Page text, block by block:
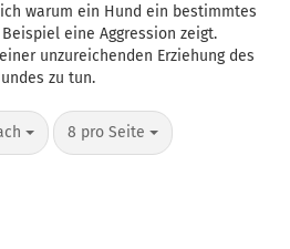
warum ein Hund ein bestimmtes
eine Aggression zeigt.
unzureichenden Erziehung des
zu tun.
8 pro Seite
pro Seite